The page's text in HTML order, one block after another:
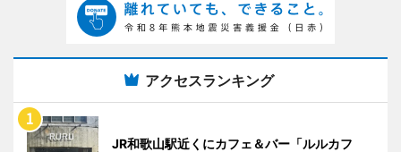
アクセスランキング
JR和歌山駅近くにカフェ＆バー「ルルカフ